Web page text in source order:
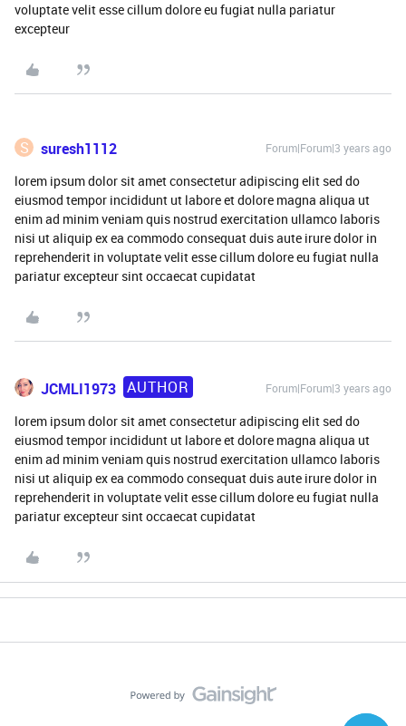
voluptate velit esse cillum dolore eu fugiat nulla pariatur
excepteur
S suresh1112 Forum|Forum|3 years ago
lorem ipsum dolor sit amet consectetur adipiscing elit sed do
eiusmod tempor incididunt ut labore et dolore magna aliqua ut
enim ad minim veniam quis nostrud exercitation ullamco laboris
nisi ut aliquip ex ea commodo consequat duis aute irure dolor in
reprehenderit in voluptate velit esse cillum dolore eu fugiat nulla
pariatur excepteur sint occaecat cupidatat
JCMLI1973 AUTHOR Forum|Forum|3 years ago
lorem ipsum dolor sit amet consectetur adipiscing elit sed do
eiusmod tempor incididunt ut labore et dolore magna aliqua ut
enim ad minim veniam quis nostrud exercitation ullamco laboris
nisi ut aliquip ex ea commodo consequat duis aute irure dolor in
reprehenderit in voluptate velit esse cillum dolore eu fugiat nulla
pariatur excepteur sint occaecat cupidatat